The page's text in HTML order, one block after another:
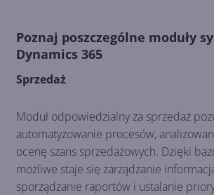
Poznaj poszczególne moduły
Dynamics 365
Sprzedaż
Moduł odpowiedzialny za sprzedaż
automatyzowanie procesów,
ocenę szans sprzedażowych. Dzięki
możliwe staje się zarządzanie
sporządzanie raportów i ustalanie